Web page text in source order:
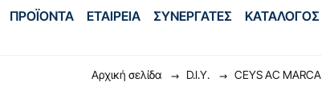
ΠΡΟΪΟΝΤΑ ΕΤΑΙΡΕΙΑ ΣΥΝΕΡΓΑΤΕΣ ΚΑΤΑΛΟΓΟΣ
Αρχική σελίδα D.I.Y. CEYS AC MARCA